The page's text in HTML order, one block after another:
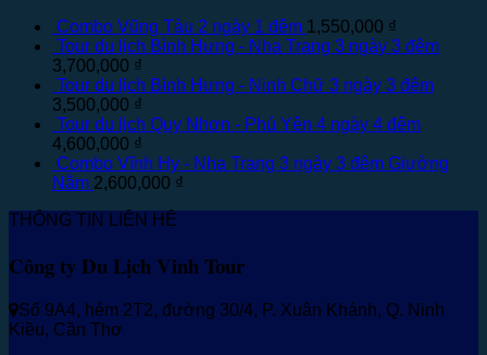
Combo Vũng Tàu 2 ngày 1 đêm 1,550,000 ₫
Tour du lịch Bình Hưng - Nha Trang 3 ngày 3 đêm
3,700,000 ₫
Tour du lịch Bình Hưng - Ninh Chữ 3 ngày 3 đêm
3,500,000 ₫
Tour du lịch Quy Nhơn - Phú Yên 4 ngày 4 đêm
4,600,000 ₫
Combo Vĩnh Hy - Nha Trang 3 ngày 3 đêm Giường
Nằm 2,600,000 ₫
THÔNG TIN LIÊN HỆ
Công ty Du Lịch Vinh Tour
Số 9A4, hẻm 2T2, đường 30/4, P. Xuân Khánh, Q. Ninh
Kiều, Cần Thơ